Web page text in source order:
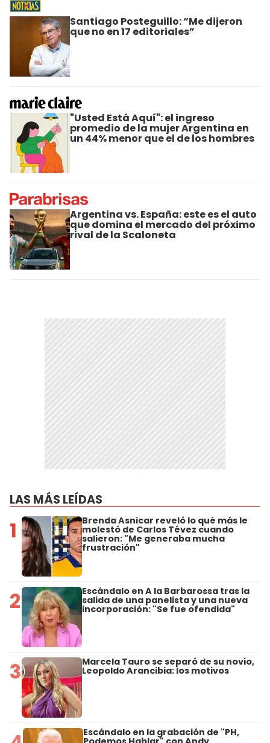
Santiago Posteguillo: “Me dijeron
que no en 17 editoriales”
"Usted Está Aquí": el ingreso
promedio de la mujer Argentina en
un 44% menor que el de los hombres
Argentina vs. España: este es el auto
que domina el mercado del próximo
rival de la Scaloneta
LAS MÁS LEÍDAS
1 Brenda Asnicar reveló lo qué más le
molestó de Carlos Tévez cuando
salieron: "Me generaba mucha
frustración"
2 Escándalo en A la Barbarossa tras la
salida de una panelista y una nueva
incorporación: "Se fue ofendida"
3 Marcela Tauro se separó de su novio,
Leopoldo Arancibia: los motivos
Escándalo en la grabación de "PH,